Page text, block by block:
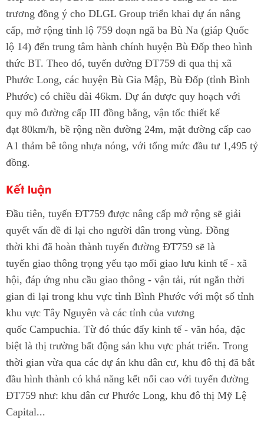
trương đồng ý cho DLGL Group triển khai dự án nâng
cấp, mở rộng tỉnh lộ 759 đoạn ngã ba Bù Na (giáp Quốc
lộ 14) đến trung tâm hành chính huyện Bù Đốp theo hình
thức BT. Theo đó, tuyến đường ĐT759 đi qua thị xã
Phước Long, các huyện Bù Gia Mập, Bù Đốp (tỉnh Bình
Phước) có chiều dài 46km. Dự án được quy hoạch với
quy mô đường cấp III đồng bằng, vận tốc thiết kế
đạt 80km/h, bề rộng nền đường 24m, mặt đường cấp cao
A1 thảm bê tông nhựa nóng, với tổng mức đầu tư 1,495 tỷ
đồng.
Kết luận
Đầu tiên, tuyến ĐT759 được nâng cấp mở rộng sẽ giải
quyết vấn đề đi lại cho người dân trong vùng. Đồng
thời khi đã hoàn thành tuyến đường ĐT759 sẽ là
tuyến giao thông trọng yếu tạo mối giao lưu kinh tế - xã
hội, đáp ứng nhu cầu giao thông - vận tải, rút ngắn thời
gian đi lại trong khu vực tỉnh Bình Phước với một số tỉnh
khu vực Tây Nguyên và các tỉnh của vương
quốc Campuchia. Từ đó thúc đẩy kinh tế - văn hóa, đặc
biệt là thị trường bất động sản khu vực phát triển. Trong
thời gian vừa qua các dự án khu dân cư, khu đô thị đã bắt
đầu hình thành có khả năng kết nối cao với tuyến đường
ĐT759 như: khu dân cư Phước Long, khu đô thị Mỹ Lệ
Capital...